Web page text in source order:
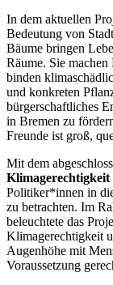
In dem aktuellen
Bedeutung von
Bäume bringen
Räume. Sie
binden
und konkreten
bürgerschaftliches
in Bremen zu
Freunde ist groß,
Mit dem
Klimagerechtigkeit
Politiker*innen in
zu betrachten. Im
beleuchtete das
Klimagerechtigkeit
Augenhöhe mit
Voraussetzung